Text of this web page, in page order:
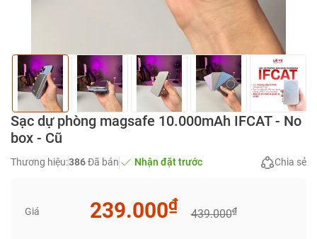
Sạc dự phòng magsafe 10.000mAh IFCAT - No
box - Cũ
Thương hiệu:386Đã bán Nhận đặt trước Chia sẻ
Giá 239.000₫
439.000₫